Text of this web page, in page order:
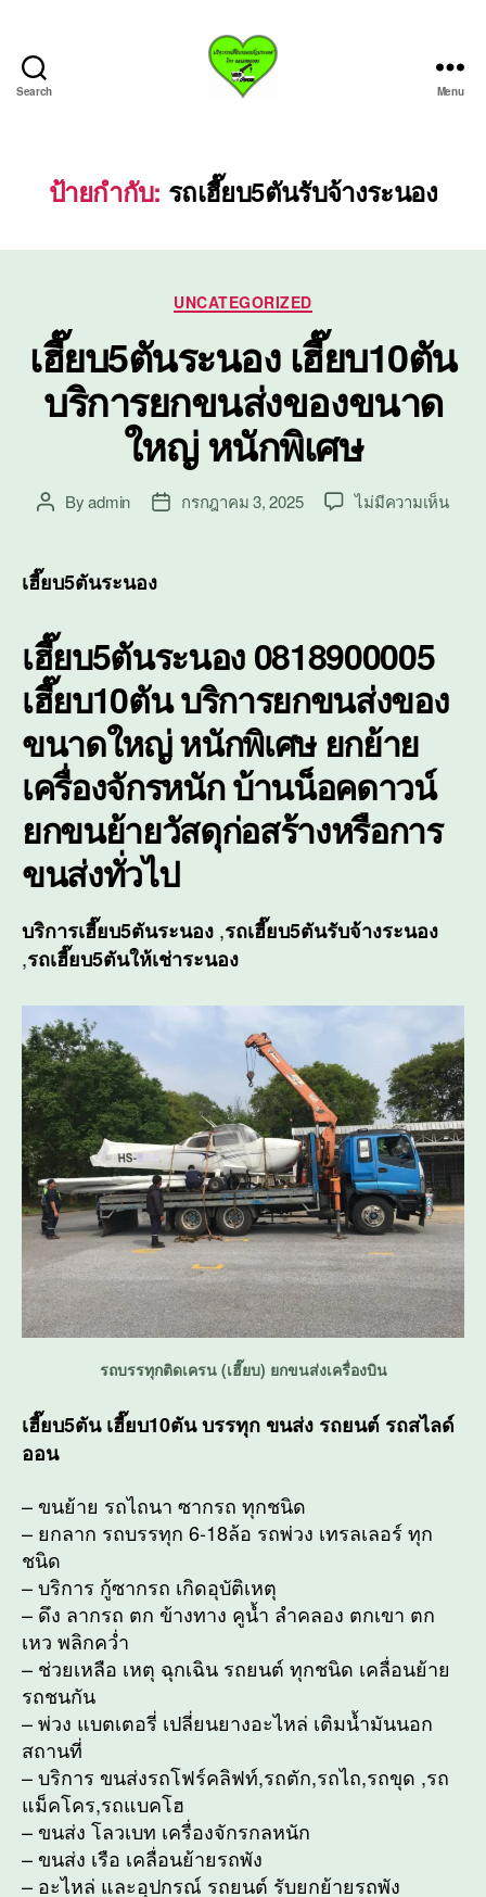
Search
บรถ
ยก
ประเทศ.com
Menu
ป้ายกำกับ: รถเฮี๊ยบ5ตันรับจ้างระนอง
Categories
UNCATEGORIZED
เฮี๊ยบ5ตันระนอง เฮี๊ยบ10ตัน
บริการยกขนส่งของขนาด
ใหญ่ หนักพิเศษ
PostByadmin
Postกรกฎาคม 3, 2025 ไม่มีความเห็นบน
ขนา
ใหญ่
เฮี๊ยบ5ตันระนอง
เฮี๊ยบ5ตันระนอง 0818900005
เฮี๊ยบ10ตัน บริการยกขนส่งของ
ขนาดใหญ่ หนักพิเศษ ยกย้าย
เครื่องจักรหนัก บ้านน็อคดาวน์
ยกขนย้ายวัสดุก่อสร้างหรือการ
ขนส่งทั่วไป
บริการเฮี๊ยบ5ตันระนอง ,รถเฮี๊ยบ5ตันรับจ้างระนอง
,รถเฮี๊ยบ5ตันให้เช่าระนอง
รถบรรทุกติดเครน (เฮี๊ยบ) ยกขนส่งเครื่องบิน
เฮี๊ยบ5ตัน เฮี๊ยบ10ตัน บรรทุก ขนส่ง รถยนต์ รถสไลด์
ออน
– ขนย้าย รถไถนา ซากรถ ทุกชนิด
– ยกลาก รถบรรทุก 6-18ล้อ รถพ่วง เทรลเลอร์ ทุก
ชนิด
– บริการ กู้ซากรถ เกิดอุบัติเหตุ
– ดึง ลากรถ ตก ข้างทาง คูน้ำ ลำคลอง ตกเขา ตก
เหว พลิกคว่ำ
– ช่วยเหลือ เหตุ ฉุกเฉิน รถยนต์ ทุกชนิด เคลื่อนย้าย
รถชนกัน
– พ่วง แบตเตอรี่ เปลี่ยนยางอะไหล่ เติมน้ำมันนอก
สถานที่
– บริการ ขนส่งรถโฟร์คลิฟท์,รถตัก,รถไถ,รถขุด ,รถ
แม็คโคร,รถแบคโฮ
– ขนส่ง โลวเบท เครื่องจักรกลหนัก
– ขนส่ง เรือ เคลื่อนย้ายรถพัง
– อะไหล่ และอุปกรณ์ รถยนต์ รับยกย้ายรถพัง